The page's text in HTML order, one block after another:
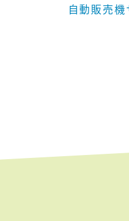
自動販売